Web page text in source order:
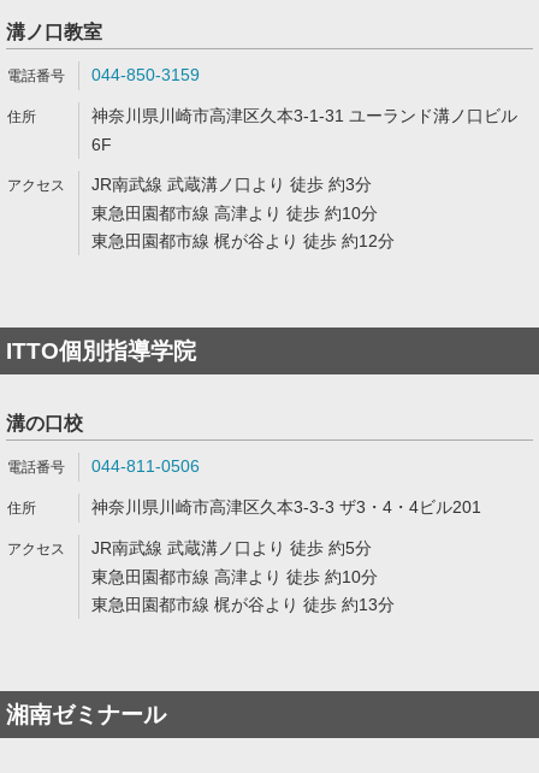
溝ノ口教室
044-850-3159
神奈川県川崎市高津区久本3-1-31 ユーランド溝ノ口ビル
6F
JR南武線 武蔵溝ノ口より 徒歩 約3分
東急田園都市線 高津より 徒歩 約10分
東急田園都市線 梶が谷より 徒歩 約12分
ITTO個別指導学院
溝の口校
044-811-0506
神奈川県川崎市高津区久本3-3-3 ザ3・4・4ビル201
JR南武線 武蔵溝ノ口より 徒歩 約5分
東急田園都市線 高津より 徒歩 約10分
東急田園都市線 梶が谷より 徒歩 約13分
湘南ゼミナール